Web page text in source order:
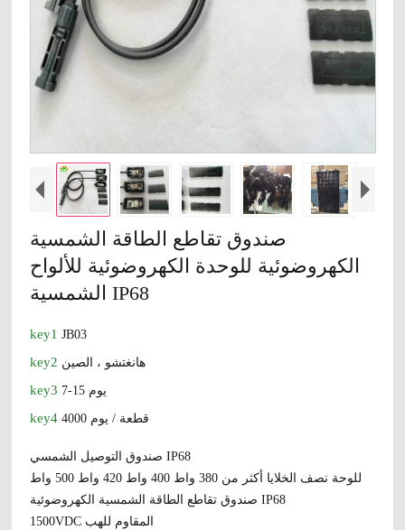
صندوق تقاطع الطاقة الشمسية
الكهروضوئية للوحدة الكهروضوئية للألواح
الشمسية IP68
key1JB03
key2 هانغتشو ، الصين
key3 7-15 يوم
key4 4000 قطعة / يوم
صندوق التوصيل الشمسي IP68
للوحة نصف الخلايا أكثر من 380 واط 400 واط 420 واط 500 واط
صندوق تقاطع الطاقة الشمسية الكهروضوئية IP68
1500VDC المقاوم للهب